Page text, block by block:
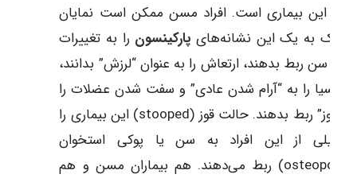
این بیماری است. افراد مسن ممکن است نمایان
یک به یک این نشانه‌های پارکینسون را به تغییرات
سن ربط بدهند، ارتعاش را به عنوان “لرزش” بدانند،
را به “آرام شدن عادی” و سفت شدن عضلات را
به “آرتروز” ربط بدهند. حالت قوز (stooped) این بیماری را
خیلی از این افراد به سن یا پوکی استخوان
(osteoporosis) ربط می‌دهند. هم بیماران مسن و هم